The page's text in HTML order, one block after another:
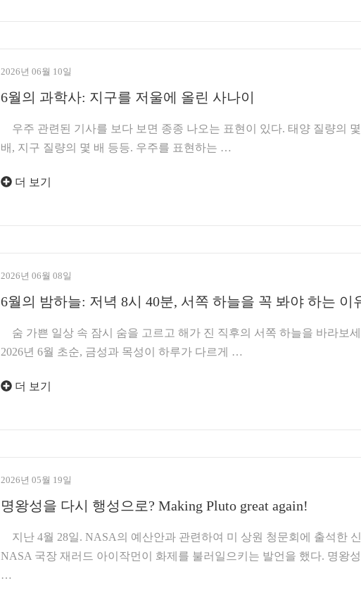
2026년 06월 10일
6월의 과학사: 지구를 저울에 올린 사나이
우주 관련된 기사를 보다 보면 종종 나오는 표현이 있다. 태양 질량의 몇
배, 지구 질량의 몇 배 등등. 우주를 표현하는 …
더 보기
2026년 06월 08일
6월의 밤하늘: 저녁 8시 40분, 서쪽 하늘을 꼭 봐야 하는 이
숨 가쁜 일상 속 잠시 숨을 고르고 해가 진 직후의 서쪽 하늘을 바라보
2026년 6월 초순, 금성과 목성이 하루가 다르게 …
더 보기
2026년 05월 19일
명왕성을 다시 행성으로? Making Pluto great again!
지난 4월 28일. NASA의 예산안과 관련하여 미 상원 청문회에 출석한
NASA 국장 재러드 아이작먼이 화제를 불러일으키는 발언을 했다. 명왕
…